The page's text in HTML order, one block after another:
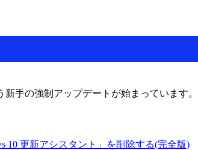
新手の強制アップデートが始まっています
10 更新アシスタント」を削除する(完全版)